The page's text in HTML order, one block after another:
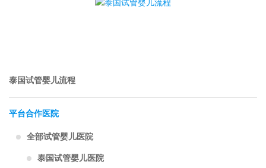
泰国试管婴儿流程
平台合作医院
全部试管婴儿医院
泰国试管婴儿医院